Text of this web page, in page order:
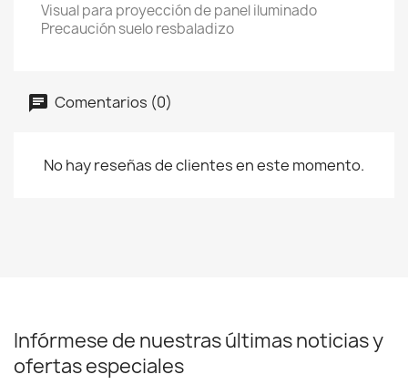
Visual para proyección de panel iluminado
Precaución suelo resbaladizo
Comentarios (0)
No hay reseñas de clientes en este momento.
Infórmese de nuestras últimas noticias y
ofertas especiales